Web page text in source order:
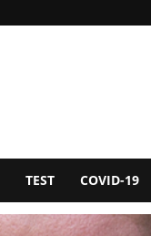
TEST COVID-19